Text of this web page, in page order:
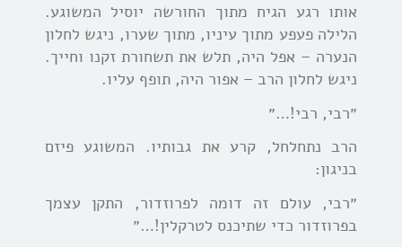
אותו רגע הגיח מתוך החורשה יוסיל המשוגע.
הלילה פעפע מתוך עיניו, מתוך שערו, ניגש לחלון
הנערה – אפל היה, תלש את תשחורת זקנו וחייך.
ניגש לחלון הרב – אפור היה, תופף עליו.
״רבי, רבי!…״
הרב נתחלחל, קרע את גבותיו. המשוגע פיזם
בניגון:
״רבי, עולם זה דומה לפרוזדור, התקן עצמך
בפרוזדור כדי שתיכנס לטרקלין!…״